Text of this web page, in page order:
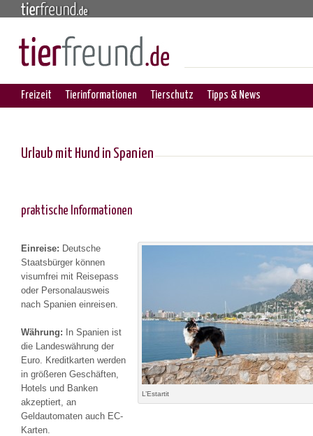
Freizeit Tierinformationen Tierschutz Tipps & News
Urlaub mit Hund in Spanien
praktische Informationen
L’Estartit
Einreise: Deutsche
Staatsbürger können
visumfrei mit Reisepass
oder Personalausweis
nach Spanien einreisen.
Währung: In Spanien ist
die Landeswährung der
Euro. Kreditkarten werden
in größeren Geschäften,
Hotels und Banken
akzeptiert, an
Geldautomaten auch EC-
Karten.